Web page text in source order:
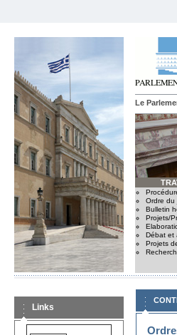
Le
Ordre du
Bulletin
Projets/
Débat et
Projets
Links